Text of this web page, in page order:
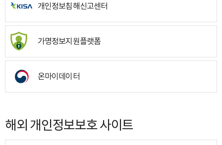
개인정보침해신고센터
가명정보지원플랫폼
온마이데이터
해외 개인정보보호 사이트